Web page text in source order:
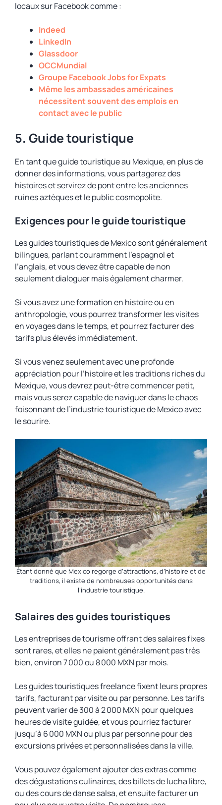
locaux sur Facebook comme :
Indeed
LinkedIn
Glassdoor
OCCMundial
Groupe Facebook Jobs for Expats
Même les ambassades américaines
nécessitent souvent des emplois en
contact avec le public
5. Guide touristique
En tant que guide touristique au Mexique, en plus de
donner des informations, vous partagerez des
histoires et servirez de pont entre les anciennes
ruines aztèques et le public cosmopolite.
Exigences pour le guide touristique
Les guides touristiques de Mexico sont généralement
bilingues, parlant couramment l’espagnol et
l’anglais, et vous devez être capable de non
seulement dialoguer mais également charmer.
Si vous avez une formation en histoire ou en
anthropologie, vous pourrez transformer les visites
en voyages dans le temps, et pourrez facturer des
tarifs plus élevés immédiatement.
Si vous venez seulement avec une profonde
appréciation pour l’histoire et les traditions riches du
Mexique, vous devrez peut-être commencer petit,
mais vous serez capable de naviguer dans le chaos
foisonnant de l’industrie touristique de Mexico avec
le sourire.
Étant donné que Mexico regorge d’attractions, d’histoire et de
traditions, il existe de nombreuses opportunités dans
l’industrie touristique.
Salaires des guides touristiques
Les entreprises de tourisme offrant des salaires fixes
sont rares, et elles ne paient généralement pas très
bien, environ 7 000 ou 8 000 MXN par mois.
Les guides touristiques freelance fixent leurs propres
tarifs, facturant par visite ou par personne. Les tarifs
peuvent varier de 300 à 2 000 MXN pour quelques
heures de visite guidée, et vous pourriez facturer
jusqu’à 6 000 MXN ou plus par personne pour des
excursions privées et personnalisées dans la ville.
Vous pouvez également ajouter des extras comme
des dégustations culinaires, des billets de lucha libre,
ou des cours de danse salsa, et ensuite facturer un